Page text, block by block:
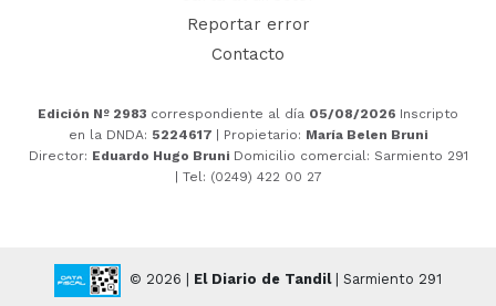
Reportar error
Contacto
Edición Nº 2983 correspondiente al día 05/08/2026 Inscripto
en la DNDA: 5224617 | Propietario: María Belen Bruni
Director: Eduardo Hugo Bruni Domicilio comercial: Sarmiento 291
| Tel: (0249) 422 00 27
© 2026 | El Diario de Tandil| Sarmiento 291